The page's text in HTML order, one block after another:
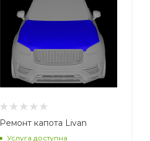
Ремонт капота Livan
Услуга доступна